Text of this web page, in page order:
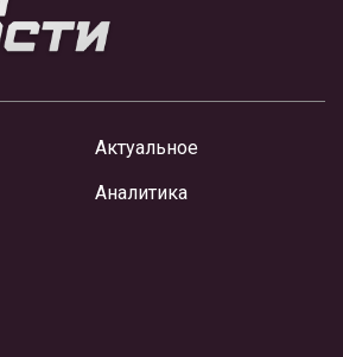
Актуальное
Аналитика